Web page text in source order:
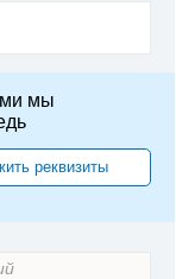
мы
реквизиты